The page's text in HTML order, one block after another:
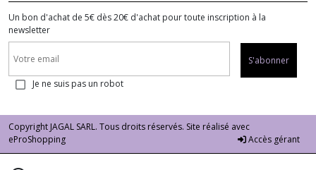
Un bon d'achat de 5€ dès 20€ d'achat pour toute inscription à la
newsletter
S'abonner
Je ne suis pas un robot
Copyright JAGAL SARL. Tous droits réservés. Site réalisé avec
eProShopping
Accès gérant